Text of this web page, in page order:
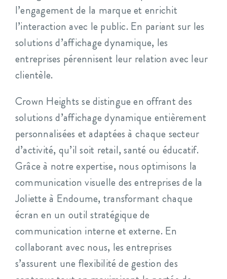
l’engagement de la marque et enrichit
l’interaction avec le public. En pariant sur les
solutions d’affichage dynamique, les
entreprises pérennisent leur relation avec leur
clientèle.
Crown Heights se distingue en offrant des
solutions d’affichage dynamique entièrement
personnalisées et adaptées à chaque secteur
d’activité, qu’il soit retail, santé ou éducatif.
Grâce à notre expertise, nous optimisons la
communication visuelle des entreprises de la
Joliette à Endoume, transformant chaque
écran en un outil stratégique de
communication interne et externe. En
collaborant avec nous, les entreprises
s’assurent une flexibilité de gestion des